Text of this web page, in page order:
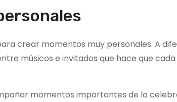
crear momentos muy personales. A
músicos e invitados que hace que
momentos importantes de la